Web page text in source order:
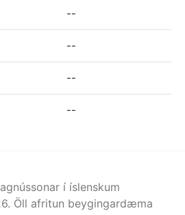
--
--
--
--
í íslenskum
. Öll afritun beygingardæma